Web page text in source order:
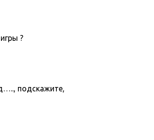
?
подскажите,